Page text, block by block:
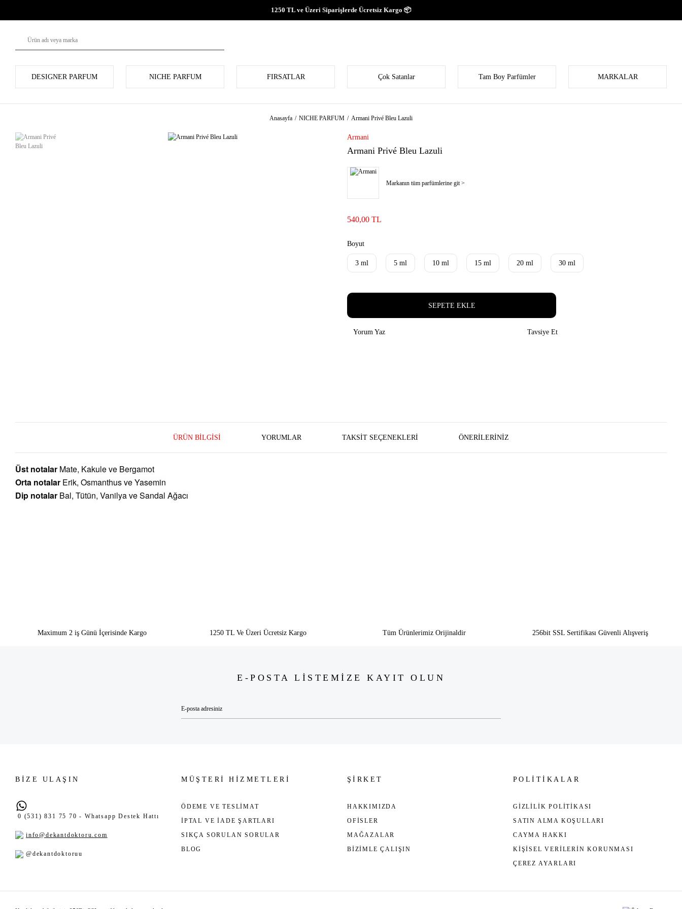
1250 TL ve Üzeri Siparişlerde Ücretsiz Kargo 📦
DESIGNER PARFUM NICHE PARFUM FIRSATLAR Çok Satanlar Tam Boy Parfümler MARKALAR
Anasayfa NICHE PARFUM Armani Privé Bleu Lazuli
Armani
Armani Privé Bleu Lazuli
Markanın tüm parfümlerine git >
540,00 TL
Boyut
3 ml 5 ml 10 ml 15 ml 20 ml 30 ml
SEPETE EKLE
Yorum Yaz Tavsiye Et
ÜRÜN BILGISI YORUMLAR TAKSIT SEÇENEKLERI ÖNERILERINIZ
Üst notalar Mate, Kakule ve Bergamot
Orta notalar Erik, Osmanthus ve Yasemin
Dip notalar Bal, Tütün, Vanilya ve Sandal Ağacı
Maximum 2 iş Günü İçerisinde Kargo 1250 TL Ve Üzeri Ücretsiz Kargo Tüm Ürünlerimiz Orijinaldir 256bit SSL Sertifikası Güvenli Alışveriş
E-POSTA LİSTEMİZE KAYIT OLUN
BİZE ULAŞIN
0 (531) 831 75 70 - Whatsapp Destek Hattı
info@dekantdoktoru.com
@dekantdoktoruu
MÜŞTERİ HİZMETLERİ
ÖDEME VE TESLİMAT
İPTAL VE İADE ŞARTLARI
SIKÇA SORULAN SORULAR
BLOG
ŞİRKET
HAKKIMIZDA
OFİSLER
MAĞAZALAR
BİZİMLE ÇALIŞIN
POLİTİKALAR
GİZLİLİK POLİTİKASI
SATIN ALMA KOŞULLARI
CAYMA HAKKI
KİŞİSEL VERİLERİN KORUNMASI
ÇEREZ AYARLARI